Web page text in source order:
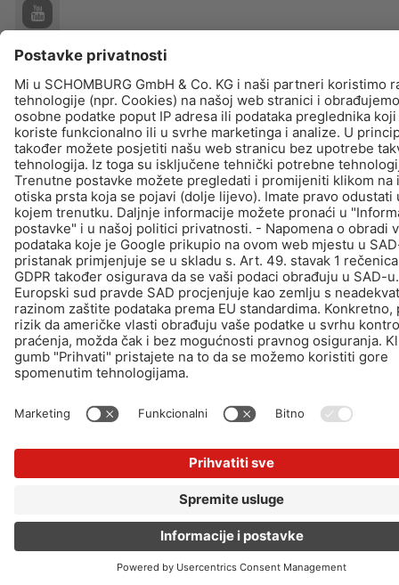
© Schomburg. Impressum |Zaštiti podataka
Dizajn i realizacija +| LOUIS INTERNET